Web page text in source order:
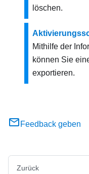
löschen.
Mithilfe der
können Sie
exportieren.
Feedback geben
Zurück